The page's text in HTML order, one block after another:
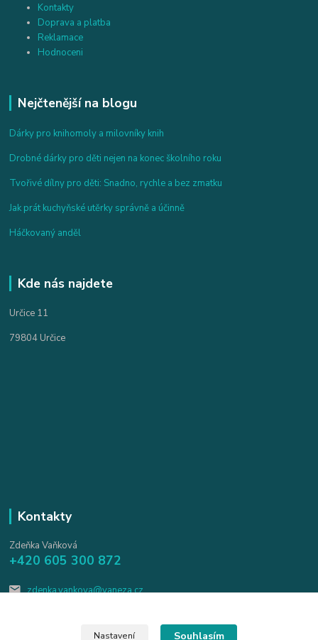
Kontakty
Doprava a platba
Reklamace
Hodnoceni
Nejčtenější na blogu
Dárky pro knihomoly a milovníky knih
Drobné dárky pro děti nejen na konec školního roku
Tvořivé dílny pro děti: Snadno, rychle a bez zmatku
Jak prát kuchyňské utěrky správně a účinně
Háčkovaný anděl
Kde nás najdete
Určice 11
79804 Určice
Kontakty
Zdeňka Vaňková
+420 605 300 872
zdenka.vankova@vaneza.cz
Nastavení Souhlasím